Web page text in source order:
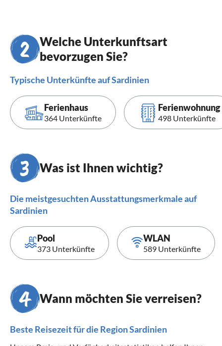
Welche Unterkunftsart
bevorzugen Sie?
Typische Unterkünfte auf Sardinien
Ferienhaus
364 Unterkünfte
Ferienwohnung
498 Unterkünfte
Was ist Ihnen wichtig?
Die meistgesuchten Ausstattungsmerkmale auf
Sardinien
Pool
373 Unterkünfte
WLAN
589 Unterkünfte
Wann möchten Sie verreisen?
Beste Reisezeit für die Region Sardinien